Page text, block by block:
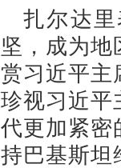
扎尔达
坚，成为
赏习近平主
珍视习近平
代更加紧密
持巴基斯坦